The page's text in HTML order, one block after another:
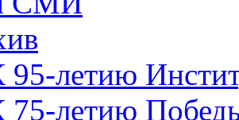
95-летию
75-летию